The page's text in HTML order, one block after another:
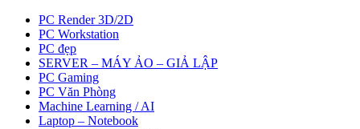
PC Render 3D/2D
PC Workstation
PC đẹp
SERVER – MÁY ẢO – GIẢ LẬP
PC Gaming
PC Văn Phòng
Machine Learning / AI
Laptop – Notebook